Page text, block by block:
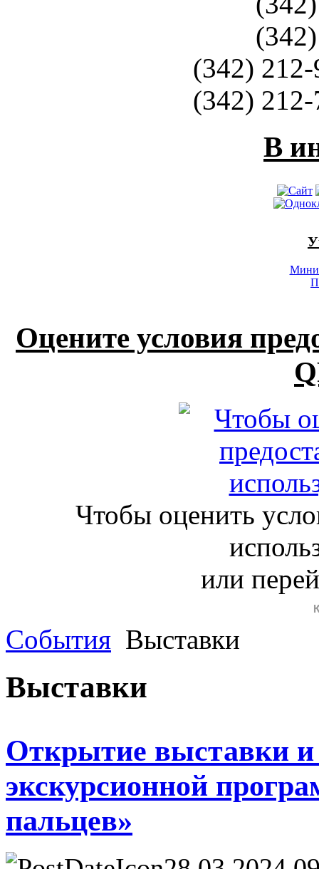
(342)
(342)
В
Оцените условия
Чтобы оценить
или
События Выставки
Выставки
Открытие выставки и
экскурсионной
пальцев»